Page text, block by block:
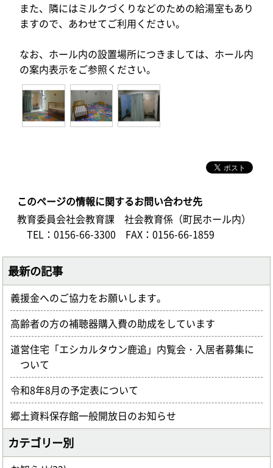
また、隣にはミルクづくりなどのための給湯室もあり
ますので、あわせてご利用ください。
なお、ホール内の設置場所につきましては、ホール内
の案内表示をご参照ください。
このページの情報に関するお問い合わせ先
教育委員会社会教育課 社会教育係（町民ホール内）
TEL：0156-66-3300
FAX：0156-66-1859
最新の記事
義援金へのご協力をお願いします。
高齢者の方の補聴器購入費の助成をしています
道営住宅「エシカルタウン鹿追」内覧会・入居者募集に
ついて
令和8年8月の予定表について
郷土資料保存館一般開放日のお知らせ
カテゴリー別